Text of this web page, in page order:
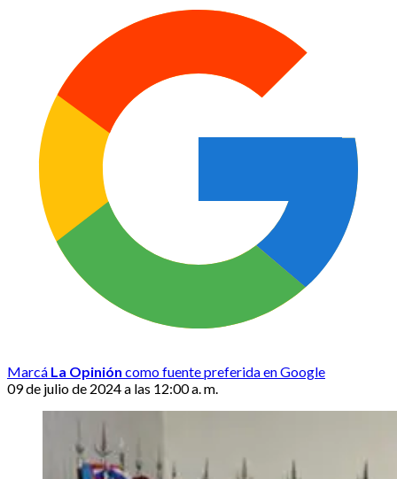
Marcá La Opinión como fuente preferida en Google
09 de julio de 2024 a las 12:00 a. m.